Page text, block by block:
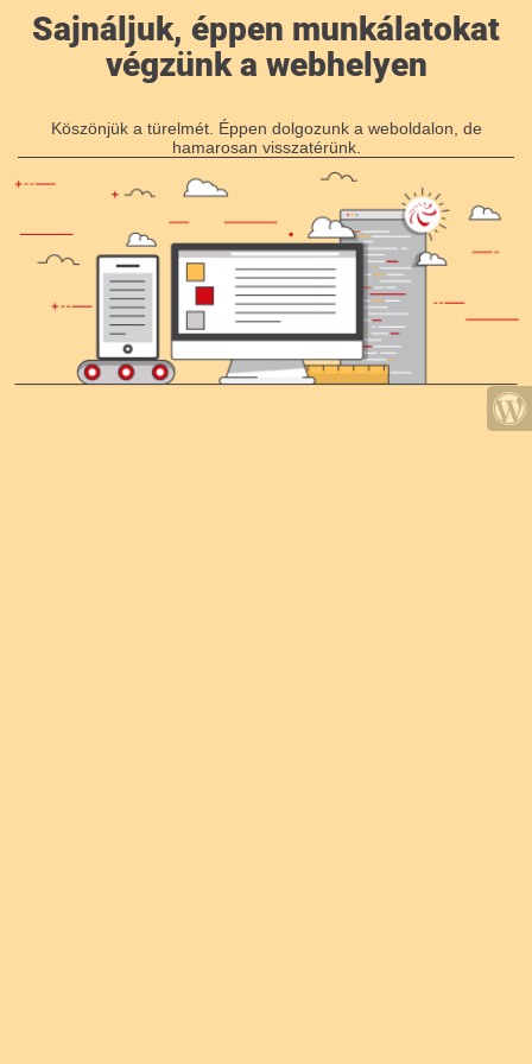
Sajnáljuk, éppen munkálatokat
végzünk a webhelyen
Köszönjük a türelmét. Éppen dolgozunk a weboldalon, de
hamarosan visszatérünk.